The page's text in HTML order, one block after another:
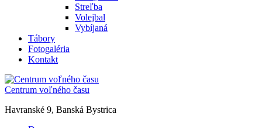
Streľba
Volejbal
Vybíjaná
Tábory
Fotogaléria
Kontakt
Centrum voľného času
Havranské 9, Banská Bystrica